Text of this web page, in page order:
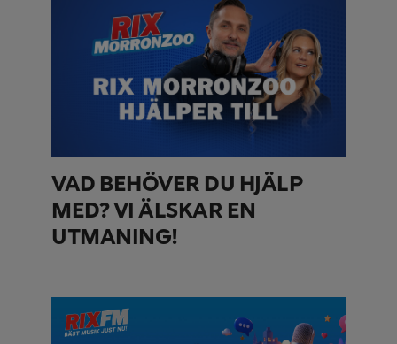
VAD BEHÖVER DU HJÄLP
MED? VI ÄLSKAR EN
UTMANING!